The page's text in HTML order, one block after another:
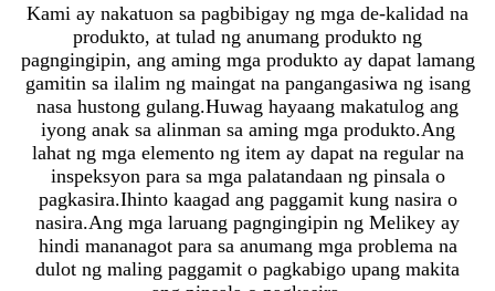
Kami ay nakatuon sa pagbibigay ng mga de-kalidad na
produkto, at tulad ng anumang produkto ng
pagngingipin, ang aming mga produkto ay dapat lamang
gamitin sa ilalim ng maingat na pangangasiwa ng isang
nasa hustong gulang.Huwag hayaang makatulog ang
iyong anak sa alinman sa aming mga produkto.Ang
lahat ng mga elemento ng item ay dapat na regular na
inspeksyon para sa mga palatandaan ng pinsala o
pagkasira.Ihinto kaagad ang paggamit kung nasira o
nasira.Ang mga laruang pagngingipin ng Melikey ay
hindi mananagot para sa anumang mga problema na
dulot ng maling paggamit o pagkabigo upang makita